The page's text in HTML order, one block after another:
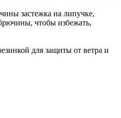
застежка на липучке,
чтобы избежать,
для защиты от ветра и